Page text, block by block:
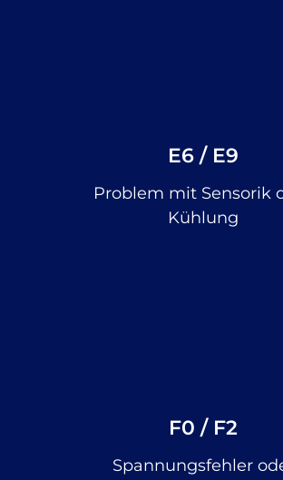
E6 / E9
Problem mit Sensorik
Kühlung
F0 / F2
Spannungsfehler